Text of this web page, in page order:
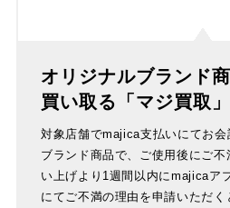
オリジナルブランド
買い取る「マジ買取」
対象店舗でmajica支払いにてお
ブランド商品で、ご使用後にご
い上げより1週間以内にmajicaア
にてご不満の理由を申請いただ